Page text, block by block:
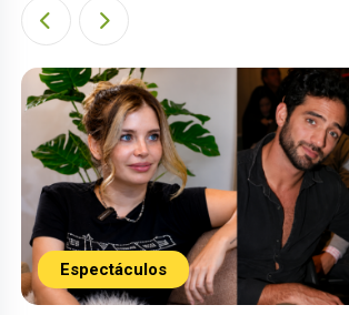
Espectáculos